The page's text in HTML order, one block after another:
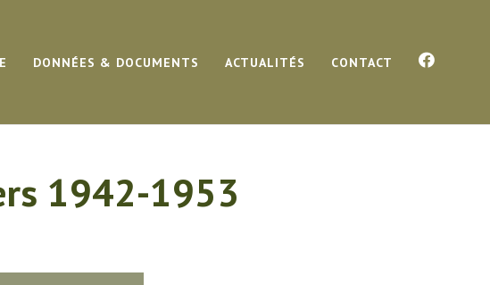
DONNÉES & DOCUMENTS ACTUALITÉS CONTACT
1942-1953